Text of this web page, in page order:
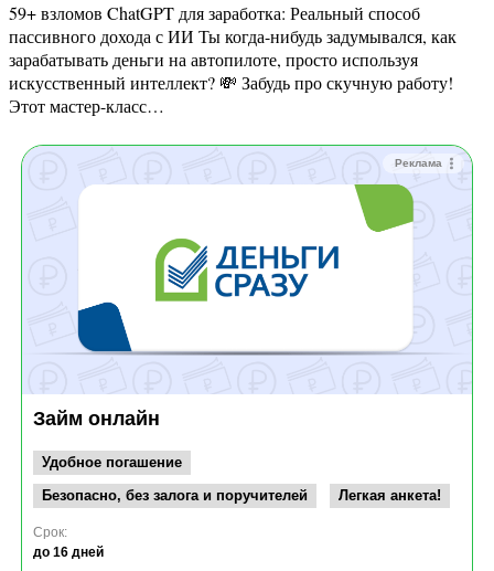
59+ взломов ChatGPT для заработка: Реальный способ
пассивного дохода с ИИ Ты когда-нибудь задумывался, как
зарабатывать деньги на автопилоте, просто используя
искусственный интеллект? 💸 Забудь про скучную работу!
Этот мастер-класс…
Реклама
Займ онлайн
Удобное погашение
Безопасно, без залога и поручителей
Легкая анкета!
Срок:
до 16 дней